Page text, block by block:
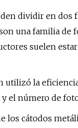
dividir en dos
una familia de
suelen
utilizó la
el número de
los cátodos